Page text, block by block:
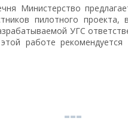
Министерство
пилотного проекта,
УГС
работе